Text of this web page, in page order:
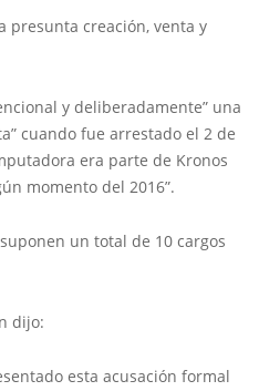
presunta creación, venta y
y deliberadamente” una
cuando fue arrestado el 2 de
era parte de Kronos
momento del 2016”.
un total de 10 cargos
dijo:
esta acusación formal